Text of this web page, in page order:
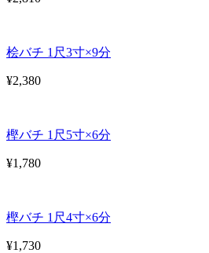
桧バチ 1尺3寸×9分
¥2,380
樫バチ 1尺5寸×6分
¥1,780
樫バチ 1尺4寸×6分
¥1,730